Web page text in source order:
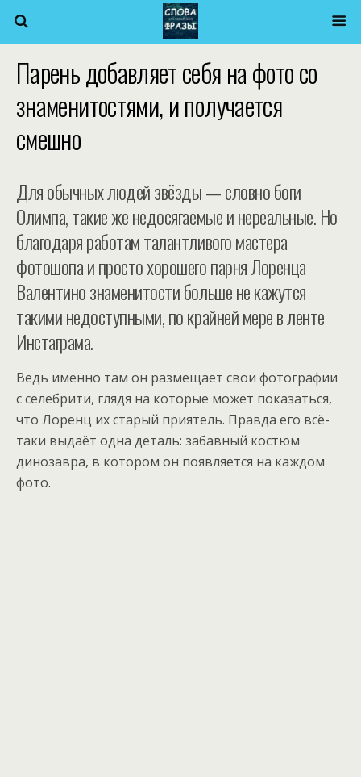
Парень добавляет себя на фото со
знаменитостями, и получается
смешно
Для обычных людей звёзды — словно боги
Олимпа, такие же недосягаемые и нереальные. Но
благодаря работам талантливого мастера
фотошопа и просто хорошего парня Лоренца
Валентино знаменитости больше не кажутся
такими недоступными, по крайней мере в ленте
Инстаграма.
Ведь именно там он размещает свои фотографии
с селебрити, глядя на которые может показаться,
что Лоренц их старый приятель. Правда его всё-
таки выдаёт одна деталь: забавный костюм
динозавра, в котором он появляется на каждом
фото.